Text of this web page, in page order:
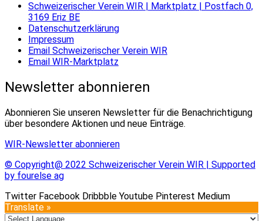
Schweizerischer Verein WIR | Marktplatz | Postfach 0,
3169 Eriz BE
Datenschutzerklärung
Impressum
Email Schweizerischer Verein WIR
Email WIR-Marktplatz
Newsletter abonnieren
Abonnieren Sie unseren Newsletter für die Benachrichtigung
über besondere Aktionen und neue Einträge.
WIR-Newsletter abonnieren
© Copyright@ 2022 Schweizerischer Verein WIR | Supported
by fourelse ag
Twitter Facebook Dribbble Youtube Pinterest Medium
Translate »